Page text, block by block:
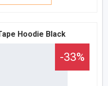
Hoodie Black
-33%